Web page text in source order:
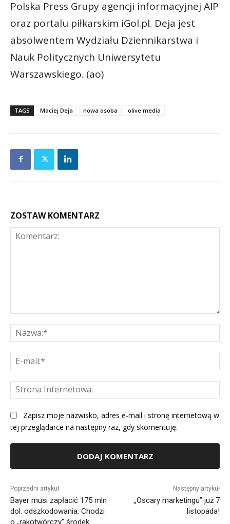
Polska Press Grupy agencji informacyjnej AIP
oraz portalu piłkarskim iGol.pl. Deja jest
absolwentem Wydziału Dziennikarstwa i
Nauk Politycznych Uniwersytetu
Warszawskiego. (ao)
TAGS Maciej Deja nowa osoba olive media
ZOSTAW KOMENTARZ
Zapisz moje nazwisko, adres e-mail i stronę internetową w
tej przeglądarce na następny raz, gdy skomentuję.
Poprzedni artykuł
Bayer musi zapłacić 175 mln
dol. odszkodowania. Chodzi
o „rakotwórczy” środek
Następny artykuł
„Oscary marketingu” już 7
listopada!